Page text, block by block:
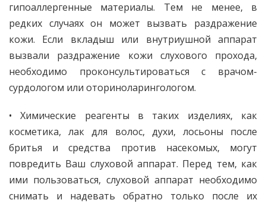
гипоаллергенные материалы. Тем не менее, в
редких случаях он может вызвать раздражение
кожи. Если вкладыш или внутриушной аппарат
вызвали раздражение кожи слухового прохода,
необходимо проконсультироваться с врачом-
сурдологом или оториноларингологом.
• Химические реагенты в таких изделиях, как
косметика, лак для волос, духи, лосьоны после
бритья и средства против насекомых, могут
повредить Ваш слуховой аппарат. Перед тем, как
ими пользоваться, слуховой аппарат необходимо
снимать и надевать обратно только после их